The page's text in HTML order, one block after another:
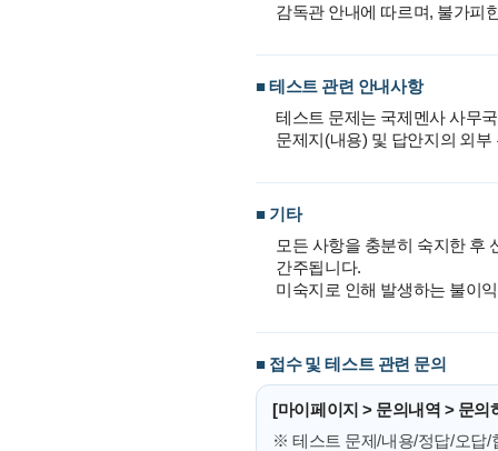
감독관 안내에 따르며, 불가피
■ 테스트 관련 안내사항
테스트 문제는 국제멘사 사무
문제지(내용) 및 답안지의 외
■ 기타
모든 사항을 충분히 숙지한 후
간주됩니다.
미숙지로 인해 발생하는 불이
■ 접수 및 테스트 관련 문의
[마이페이지 > 문의내역 > 문의
※ 테스트 문제/내용/정답/오답/